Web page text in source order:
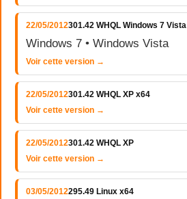
22/05/2012301.42 WHQL Windows 7 Vista
Windows 7 • Windows Vista
Voir cette version →
22/05/2012301.42 WHQL XP x64
Voir cette version →
22/05/2012301.42 WHQL XP
Voir cette version →
03/05/2012295.49 Linux x64